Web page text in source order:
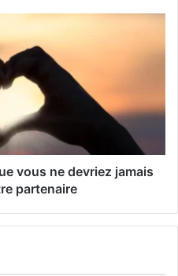
vous ne devriez jamais
partenaire